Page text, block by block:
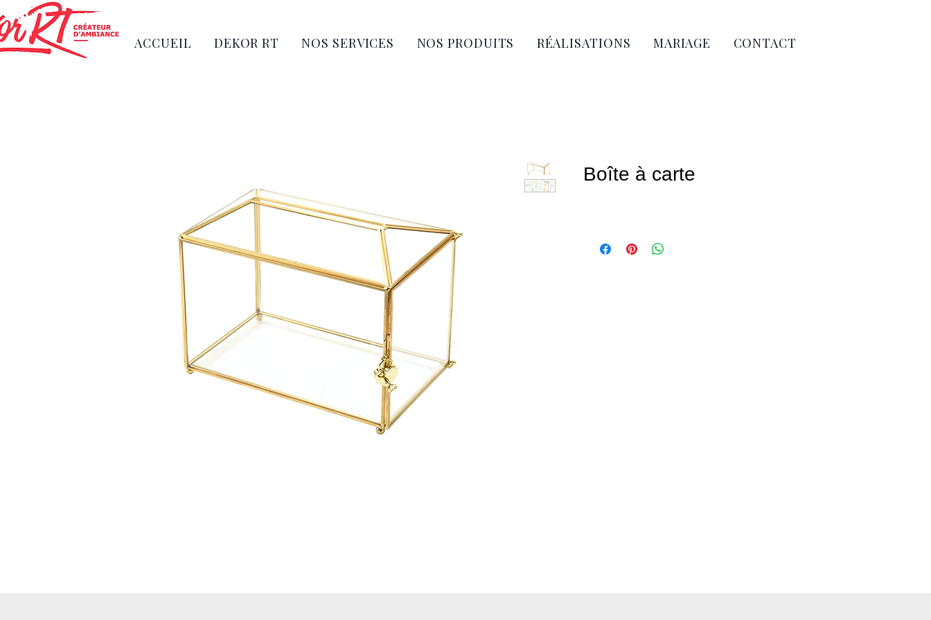
ACCUEIL DEKOR RT NOS SERVICES NOS PRODUITS RÉALISATIONS MARIAGE CONTACT
Boîte à carte